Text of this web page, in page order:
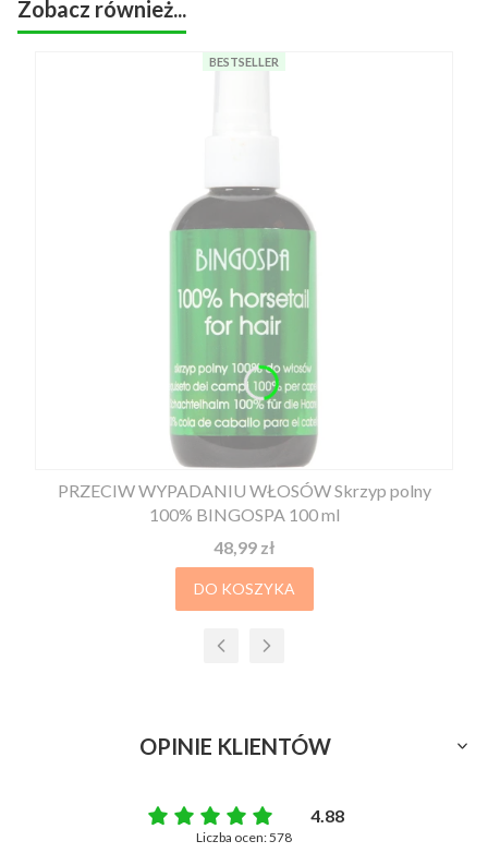
Zobacz również...
BESTSELLER
PRZECIW WYPADANIU WŁOSÓW Skrzyp polny
100% BINGOSPA 100 ml
Cena
48,99 zł
DO KOSZYKA
OPINIE KLIENTÓW
4.88
Liczba ocen: 578